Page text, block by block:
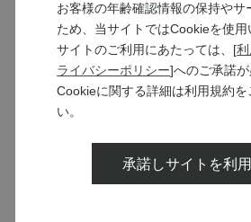
千曲川 マスカッ
ック 2023
マンズワインが長
￥3,300
お客様の年齢確認情報の保持やサ
ため、当サイトではCookieを使用
サイトのご利用にあたっては、[
ライバシーポリシー]へのご承諾が
Cookieに関する詳細は利用規約を
い。
承諾しサイトを利